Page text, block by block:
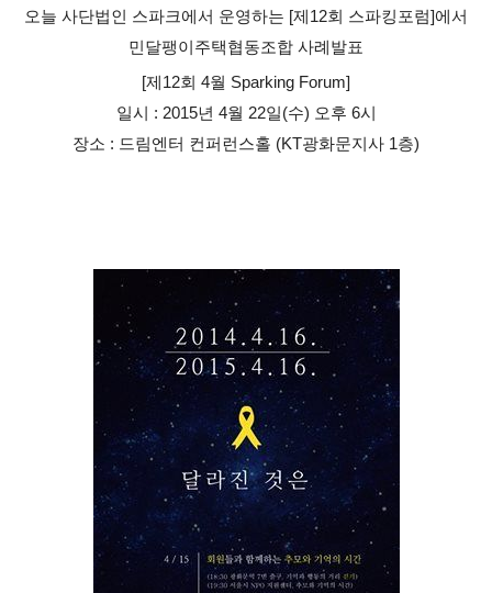
오늘 사단법인 스파크에서 운영하는 [제12회 스파킹포럼]에서
민달팽이주택협동조합 사례발표
[제12회 4월 Sparking Forum]
일시 : 2015년 4월 22일(수) 오후 6시
장소 : 드림엔터 컨퍼런스홀 (KT광화문지사 1층)